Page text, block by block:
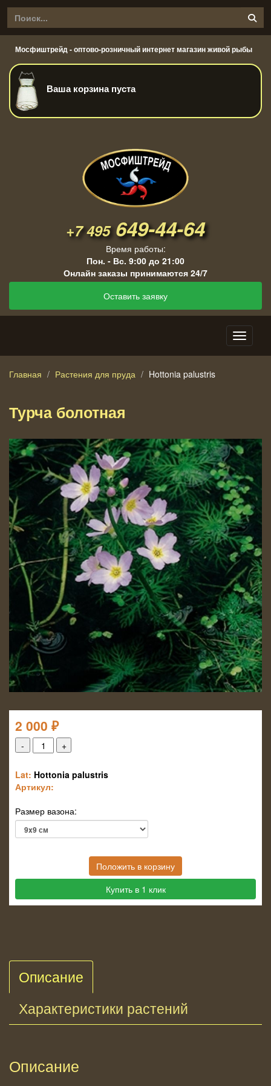
Мосфиштрейд - оптово-розничный интернет магазин живой рыбы
Ваша корзина пуста
+7 495649-44-64
Время работы:
Пон. - Вс. 9:00 до 21:00
Онлайн заказы принимаются 24/7
Оставить заявку
Главная Растения для пруда Hottonia palustris
Турча болотная
2 000 ₽
Lat: Hottonia palustris
Артикул:
Размер вазона:
Положить в корзину
Купить в 1 клик
Описание
Характеристики растений
Описание